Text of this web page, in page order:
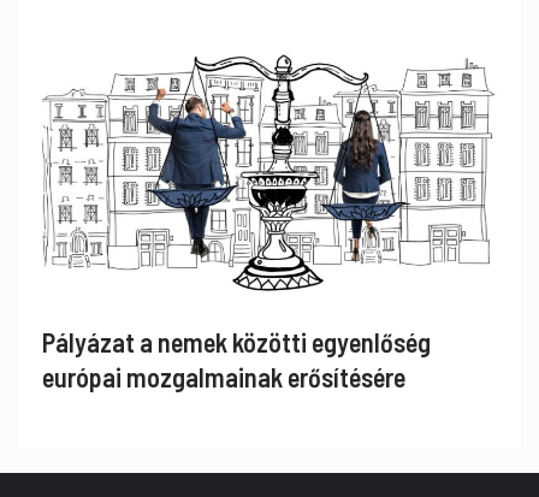
Pályázat a nemek közötti egyenlőség
európai mozgalmainak erősítésére